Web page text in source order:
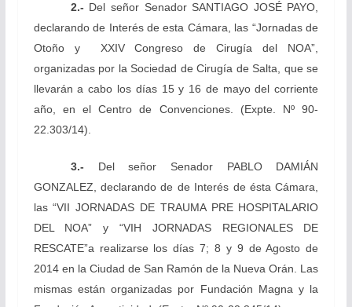
2.- Del señor Senador SANTIAGO JOSÉ PAYO,
declarandode Interés de esta Cámara, las “Jornadas de
Otoño y XXIV Congreso de Cirugía del NOA”,
organizadas por la Sociedad de Cirugía de Salta, que se
llevarán a cabo los días 15 y 16 de mayo del corriente
año, en el Centro de Convenciones. (Expte. Nº 90-
22.303/14).
3.- Del señor Senador PABLO DAMIÁN
GONZALEZ, declarando de de Interés de ésta Cámara,
las “VII JORNADAS DE TRAUMA PRE HOSPITALARIO
DEL NOA” y “VIH JORNADAS REGIONALES DE
RESCATE”a realizarse los días 7; 8 y 9 de Agosto de
2014 en la Ciudad de San Ramón de la Nueva Orán. Las
mismas están organizadas por Fundación Magna y la